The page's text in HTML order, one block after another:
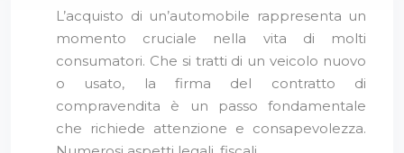
L’acquisto di un’automobile rappresenta un
momento cruciale nella vita di molti
consumatori. Che si tratti di un veicolo nuovo
o usato, la firma del contratto di
compravendita è un passo fondamentale
che richiede attenzione e consapevolezza.